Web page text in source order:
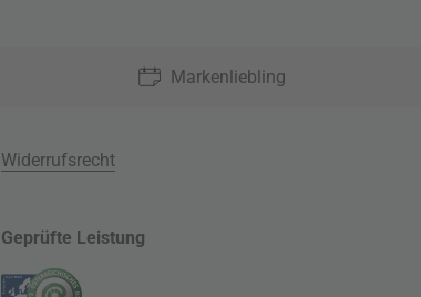
Markenliebling
Widerrufsrecht
Geprüfte Leistung